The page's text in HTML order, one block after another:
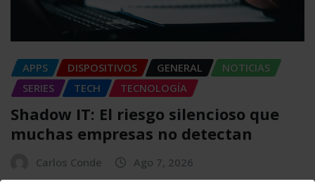
APPS DISPOSITIVOS GENERAL
NOTICIAS
SERIES
TECH TECNOLOGÍA
Shadow IT: El riesgo silencioso que
muchas empresas no detectan
Carlos Conde Ago 7, 2026